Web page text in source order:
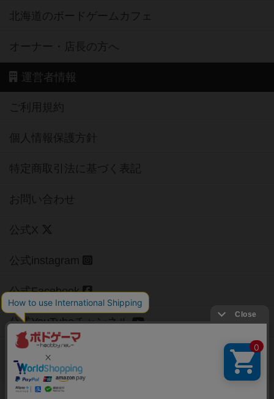
北海道のボードゲームカフェ
オーナー・店長の方へ
運営者情報
ご利用規約
個人情報保護方針
特定商取引法に基づく表記
お問い合わせ
公式X
公式instagram
公式Facebook
公式YouTubeチャンネル